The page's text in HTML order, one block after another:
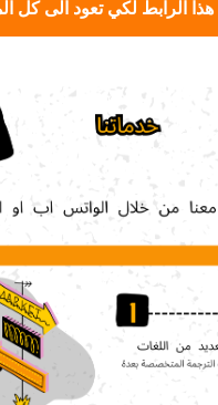
الرابط لكي تعود الى كل